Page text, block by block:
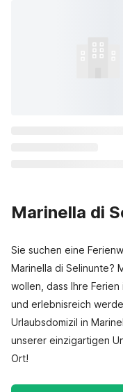
Marinella di
Sie suchen eine
Marinella di Selinunte?
wollen, dass Ihre
und erlebnisreich
Urlaubsdomizil in
unserer einzigartigen
Ort!